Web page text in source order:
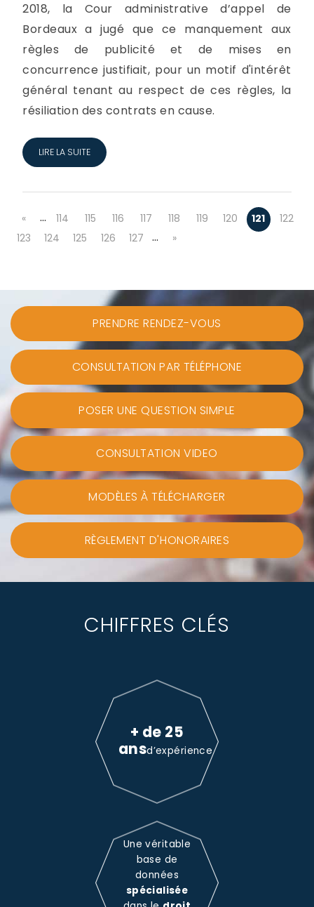
2018, la Cour administrative d’appel de
Bordeaux a jugé que ce manquement aux
règles de publicité et de mises en
concurrence justifiait, pour un motif d'intérêt
général tenant au respect de ces règles, la
résiliation des contrats en cause.
LIRE LA SUITE
« … 114 115 116 117 118 119 120 121
122
123
124 125 126 127 … »
PRENDRE RENDEZ-VOUS
CONSULTATION PAR TÉLÉPHONE
POSER UNE QUESTION SIMPLE
CONSULTATION VIDEO
MODÈLES À TÉLÉCHARGER
RÈGLEMENT D'HONORAIRES
CHIFFRES CLÉS
+ de 25
ansd’expérience
Une véritable
base de
données
spécialisée